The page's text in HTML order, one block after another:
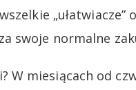
swoje normalne
W miesiącach od